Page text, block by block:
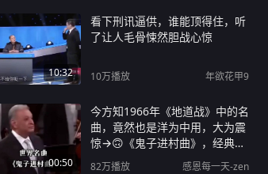
10:32
看下刑讯逼供，谁能顶得住，听
了让人毛骨悚然胆战心惊
10万播放 年欲花甲9
00:50
今方知1966年《地道战》中的名
曲，竟然也是洋为中用，大为震
惊→🙃《鬼子进村曲》，经典名
曲震撼人心！
82万播放 感恩每一天-zen